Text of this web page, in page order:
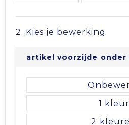
Waterflesjes
Vesten
Gehoorbescherming
Promotietassen
Reistassen
Rugzakken
2. Kies je bewerking
artikel voorzijde onder
1
2